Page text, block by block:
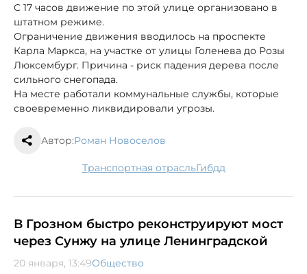
С 17 часов движение по этой улице организовано в
штатном режиме.
Ограничение движения вводилось на проспекте
Карла Маркса, на участке от улицы Голенева до Розы
Люксембург. Причина - риск падения дерева после
сильного снегопада.
На месте работали коммунальные службы, которые
своевременно ликвидировали угрозы.
Автор:Роман Новоселов
транспортная отрасль гибдд
В Грозном быстро реконструируют мост
через Сунжу на улице Ленинградской
20 января, 13:49Общество